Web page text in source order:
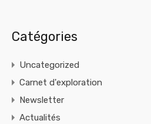
Catégories
Uncategorized
Carnet d'exploration
Newsletter
Actualités